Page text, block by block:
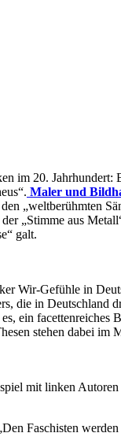
im 20. Jahrhundert:
Maler und
„weltberühmten
„Stimme aus
galt.
Wir-Gefühle in
die in
ein
stehen dabei im
mit linken
Faschisten